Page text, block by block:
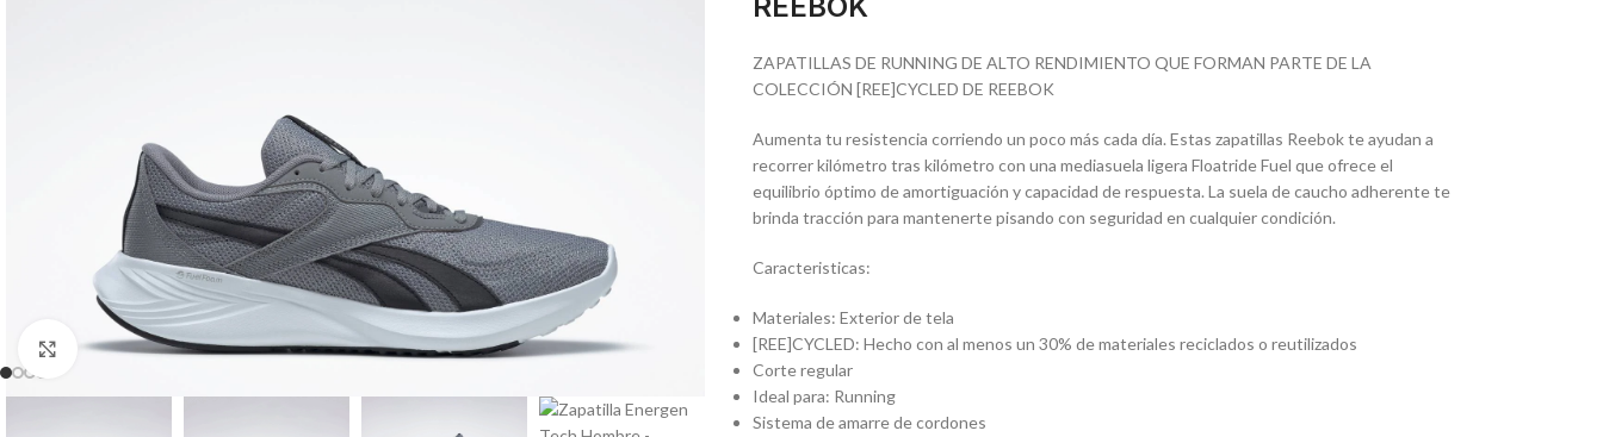
Clic para ampliar
ZAPATILLAS DE RUNNING DE ALTO RENDIMIENTO QUE FORMAN PARTE DE LA
COLECCIÓN [REE]CYCLED DE REEBOK
Aumenta tu resistencia corriendo un poco más cada día. Estas zapatillas Reebok te ayudan a
recorrer kilómetro tras kilómetro con una mediasuela ligera Floatride Fuel que ofrece el
equilibrio óptimo de amortiguación y capacidad de respuesta. La suela de caucho adherente te
brinda tracción para mantenerte pisando con seguridad en cualquier condición.
Caracteristicas:
Materiales: Exterior de tela
[REE]CYCLED: Hecho con al menos un 30% de materiales reciclados o reutilizados
Corte regular
Ideal para: Running
Sistema de amarre de cordones